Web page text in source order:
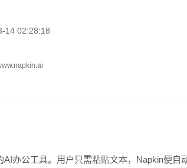
14 02:28:18
办公工具。用户只需粘贴文本，Napkin便自